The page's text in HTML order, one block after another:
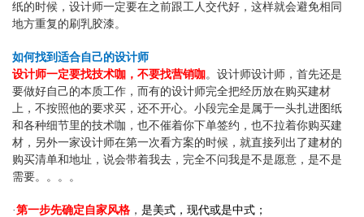
纸的时候，设计师一定要在之前跟工人交代好，这样就会避免相同
地方重复的刷乳胶漆。
如何找到适合自己的设计师
设计师一定要找技术咖，不要找营销咖。 设计师设计师，首先还是
要做好自己的本质工作，而有的设计师完全把经历放在购买建材
上，不按照他的要求买，还不开心。小段完全是属于一头扎进图纸
和各种细节里的技术咖，也不催着你下单签约，也不拉着你购买建
材，另外一家设计师在第一次看方案的时候，就直接列出了建材的
购买清单和地址，说会带着我去，完全不问我是不是愿意，是不是
需要。。。。
·第一步先确定自家风格 ， 是美式，现代或是中式；